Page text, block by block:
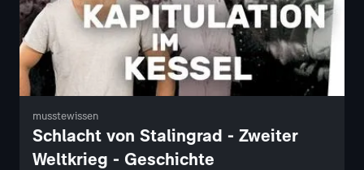
musstewissen
Schlacht von Stalingrad - Zweiter
Weltkrieg - Geschichte